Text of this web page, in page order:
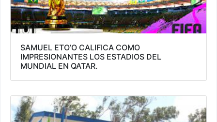
SAMUEL ETO’O CALIFICA COMO
IMPRESIONANTES LOS ESTADIOS DEL
MUNDIAL EN QATAR.